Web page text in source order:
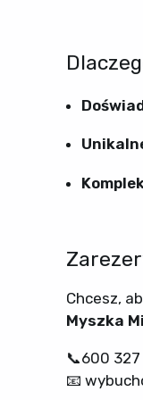
Chcesz,
Myszka
📞600
📧